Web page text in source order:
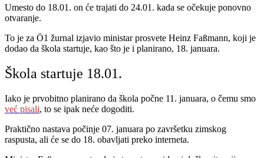
Umesto do 18.01. on će trajati do 24.01. kada se očekuje ponovno
otvaranje.
To je za Ö1 žurnal izjavio ministar prosvete Heinz Faßmann, koji je
dodao da škola startuje, kao što je i planirano, 18. januara.
Škola startuje 18.01.
Iako je prvobitno planirano da škola počne 11. januara, o čemu smo
već pisali, to se ipak neće dogoditi.
Praktično nastava počinje 07. januara po završetku zimskog
raspusta, ali će se do 18. obavljati preko interneta.